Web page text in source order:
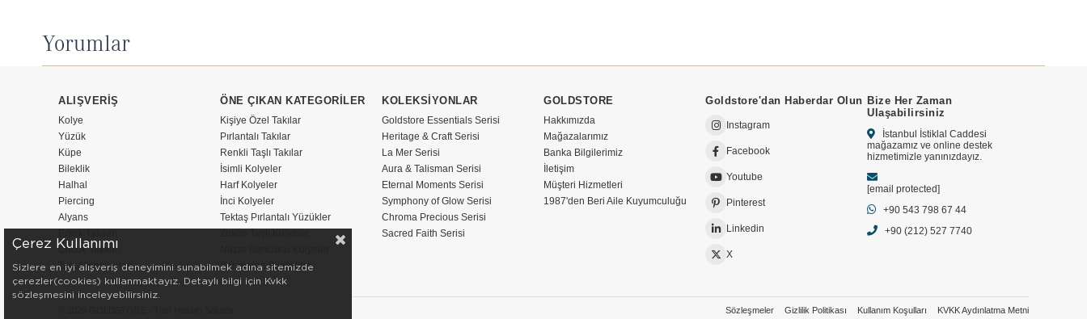
Yorumlar
ALIŞVERİŞ
Kolye
Yüzük
Küpe
Bileklik
Halhal
Piercing
Alyans
Çocuk Takıları
Takı Aksesuarları
ÖNE ÇIKAN KATEGORİLER
Kişiye Özel Takılar
Pırlantalı Takılar
Renkli Taşlı Takılar
İsimli Kolyeler
Harf Kolyeler
İnci Kolyeler
Tektaş Pırlantalı Yüzükler
Şahmeran Bileklikler
KOLEKSİYONLAR
Goldstore Essentials Serisi
Heritage & Craft Serisi
La Mer Serisi
Aura & Talisman Serisi
Eternal Moments Serisi
Symphony of Glow Serisi
Chroma Precious Serisi
Sacred Faith Serisi
GOLDSTORE
Hakkımızda
Mağazalarımız
Banka Bilgilerimiz
İletişim
Müşteri Hizmetleri
1987'den Beri Aile Kuyumculuğu
Goldstore'dan Haberdar Olun
Instagram
Facebook
Youtube
Pinterest
Linkedin
X
Bize Her Zaman
Ulaşabilirsiniz
İstanbul İstiklal Caddesi
mağazamız ve online destek
hizmetimizle yanınızdayız.
[email protected]
+90 543 798 67 44
+90 (212) 527 7740
Sözleşmeler Gizlilik Politikası Kullanım Koşulları KVKK Aydınlatma Metni
Çerez Kullanımı
Sizlere en iyi alışveriş deneyimini sunabilmek adına sitemizde
çerezler(cookies) kullanmaktayız. Detaylı bilgi için Kvkk
sözleşmesini inceleyebilirsiniz.